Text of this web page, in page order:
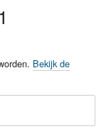
Bekijk de